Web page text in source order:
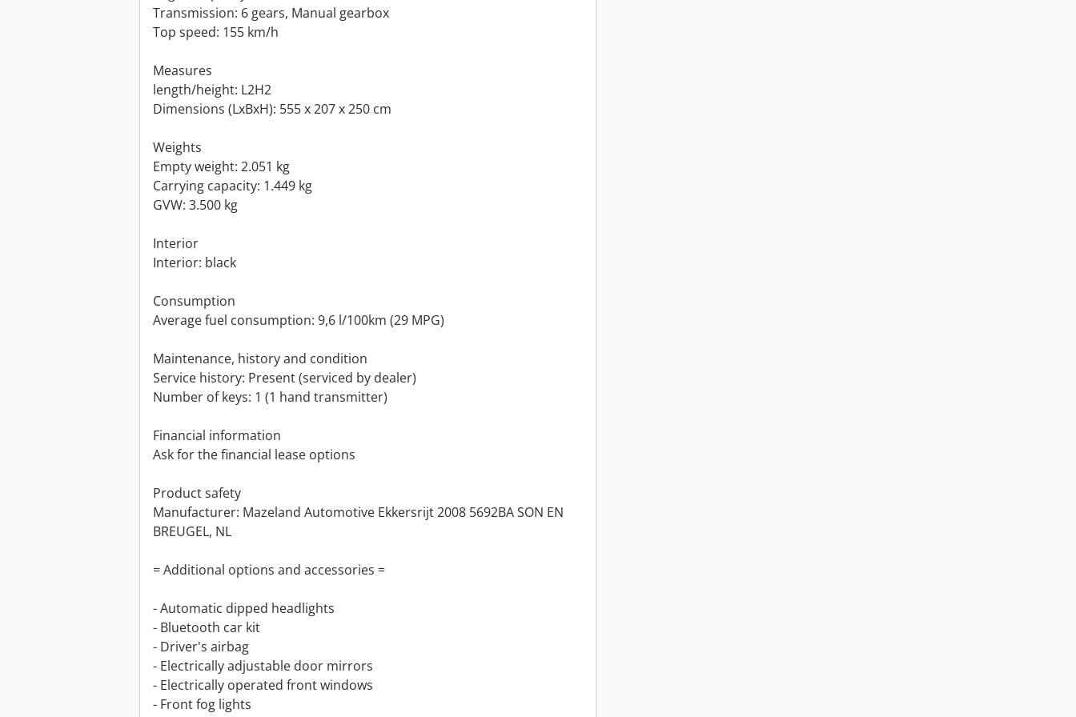
Transmission: 6 gears, Manual gearbox
Top speed: 155 km/h
Measures
length/height: L2H2
Dimensions (LxBxH): 555 x 207 x 250 cm
Weights
Empty weight: 2.051 kg
Carrying capacity: 1.449 kg
GVW: 3.500 kg
Interior
Interior: black
Consumption
Average fuel consumption: 9,6 l/100km (29 MPG)
Maintenance, history and condition
Service history: Present (serviced by dealer)
Number of keys: 1 (1 hand transmitter)
Financial information
Ask for the financial lease options
Product safety
Manufacturer: Mazeland Automotive Ekkersrijt 2008 5692BA SON EN
BREUGEL, NL
= Additional options and accessories =
- Automatic dipped headlights
- Bluetooth car kit
- Driver's airbag
- Electrically adjustable door mirrors
- Electrically operated front windows
- Front fog lights